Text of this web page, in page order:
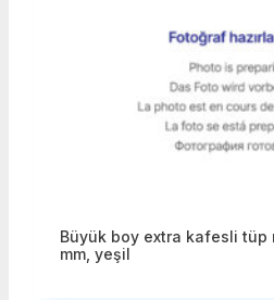
Büyük boy extra kafesli tüp
mm, yeşil